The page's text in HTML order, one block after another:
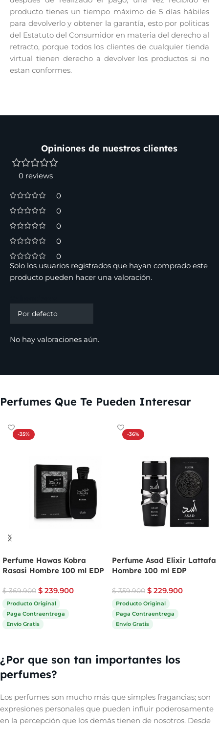
producto tienes un tiempo máximo de 5 días hábiles
para devolverlo y obtener la garantía, esto por politicas
del Estatuto del Consumidor en materia del derecho al
retracto, porque todos los clientes de cualquier tienda
virtual tienen derecho a devolver los productos si no
estan conformes.
Opiniones de nuestros clientes
0 reviews
0
0
0
0
0
No hay valoraciones aún.
Solo los usuarios registrados que hayan comprado este
producto pueden hacer una valoración.
Perfumes Que Te Pueden Interesar
-35%
Perfume Hawas Kobra
Rasasi Hombre 100 ml EDP
$369.900 $ 239.900
Producto Original
Paga Contraentrega
Envío Gratis
-36%
Perfume Asad Elixir Lattafa
Hombre 100 ml EDP
$359.900 $ 229.900
Producto Original
Paga Contraentrega
Envío Gratis
¿Por que son tan importantes los
perfumes?
Los perfumes son mucho más que simples fragancias; son
expresiones personales que pueden influir poderosamente
en la percepción que los demás tienen de nosotros. Desde